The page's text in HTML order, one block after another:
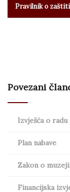
Pravilnik o
Povezani
Izvješća o radu
Plan nabave
Zakon o
Financijska